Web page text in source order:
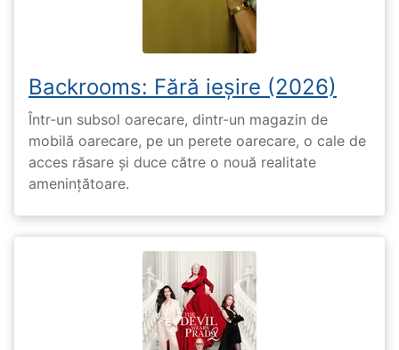
Backrooms: Fără ieșire (2026)
Într-un subsol oarecare, dintr-un magazin de
mobilă oarecare, pe un perete oarecare, o cale de
acces răsare și duce către o nouă realitate
amenințătoare.